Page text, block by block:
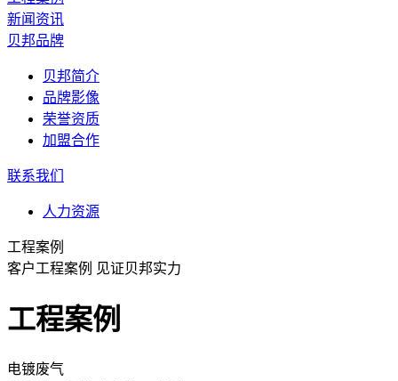
新闻资讯
贝邦品牌
贝邦简介
品牌影像
荣誉资质
加盟合作
联系我们
人力资源
工程案例
客户工程案例 见证贝邦实力
工程案例
电镀废气